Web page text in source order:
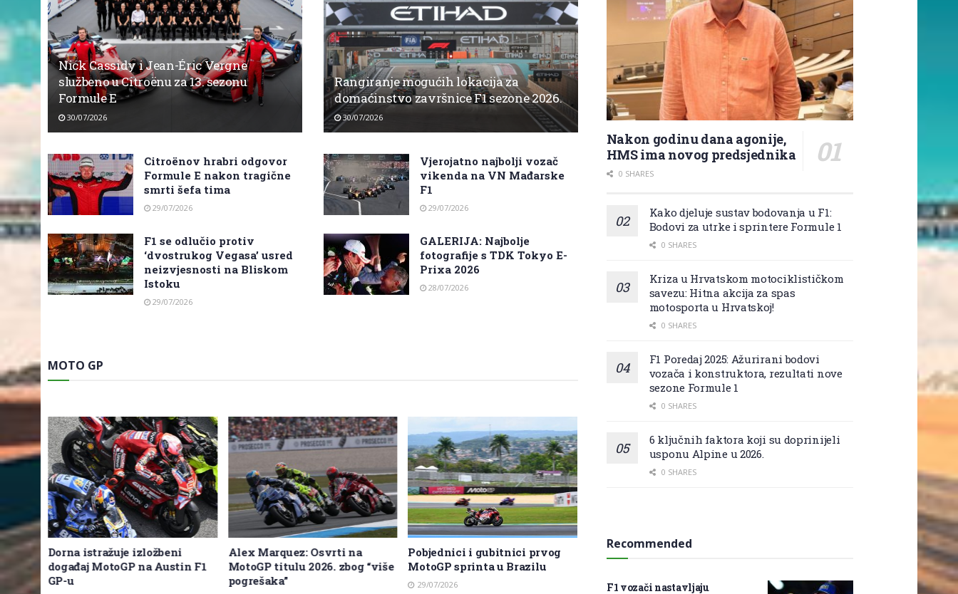
Nick Cassidy i Jean-Éric Vergne
službeno u Citroënu za 13. sezonu
Formule E
30/07/2026
Rangiranje mogućih lokacija za
domaćinstvo završnice F1 sezone 2026.
30/07/2026
Citroënov hrabri odgovor
Formule E nakon tragične
smrti šefa tima
29/07/2026
Vjerojatno najbolji vozač
vikenda na VN Mađarske
F1
29/07/2026
F1 se odlučio protiv
‘dvostrukog Vegasa’ usred
neizvjesnosti na Bliskom
Istoku
29/07/2026
GALERIJA: Najbolje
fotografije s TDK Tokyo E-
Prixa 2026
28/07/2026
MOTO GP
Dorna istražuje izložbeni
događaj MotoGP na Austin F1
GP-u
Alex Marquez: Osvrti na
MotoGP titulu 2026. zbog “više
pogrešaka”
Pobjednici i gubitnici prvog
MotoGP sprinta u Brazilu
29/07/2026
Neobičan fizički detalj koji je
ključnu prednost protiv
Kvalitete koje Marc Márquez
MotoGP vozačima
Nakon godinu dana agonije,
HMS ima novog predsjednika
0 SHARES
Kako djeluje sustav bodovanja u F1:
Bodovi za utrke i sprintere Formule 1
0 SHARES
Kriza u Hrvatskom motociklističkom
savezu: Hitna akcija za spas
motosporta u Hrvatskoj!
0 SHARES
F1 Poredaj 2025: Ažurirani bodovi
vozača i konstruktora, rezultati nove
sezone Formule 1
0 SHARES
6 ključnih faktora koji su doprinijeli
usponu Alpine u 2026.
0 SHARES
Recommended
F1 vozači nastavljaju